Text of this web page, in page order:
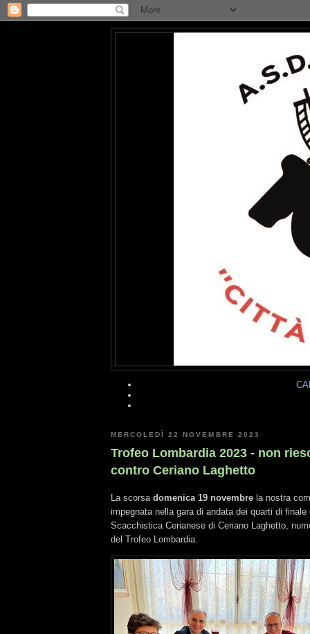
MERCOLEDÌ 22 NOVEMBRE 2023
Trofeo Lombardia 2023 - non
contro Ceriano Laghetto
La scorsa domenica 19 novembre la nostra
impegnata nella gara di andata dei quarti di finale
Scacchistica Cerianese di Ceriano Laghetto,
del Trofeo Lombardia.